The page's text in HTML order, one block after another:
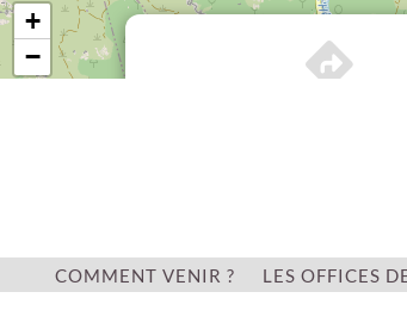
+
−
COMMENT VENIR ? LES OFFICES